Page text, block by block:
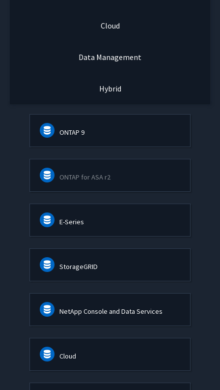
Cloud
Data Management
Hybrid
ONTAP 9
ONTAP for ASA r2
E-Series
StorageGRID
NetApp Console and Data Services
Cloud